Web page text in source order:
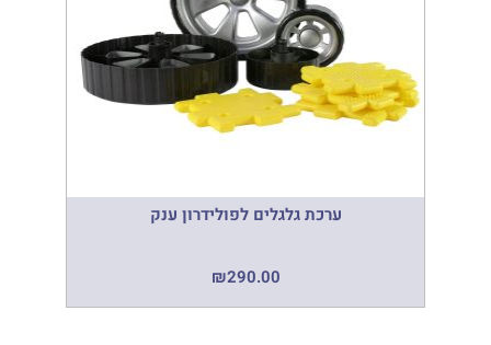
ערכת גלגלים לפולידרון ענק
₪290.00